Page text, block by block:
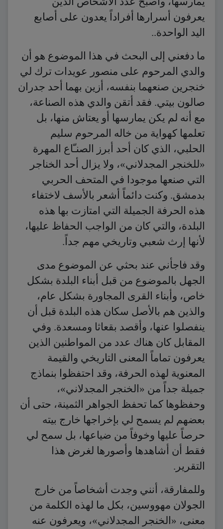
يعرفون أسرارها أفراداً يعدون على أصابع
اليد الواحدة..
ما دفعني إلى البحث في هذا الموضوع هو أن
والدي المرحوم على منصور عويدات ترك لي
خنجرين صنعهما بنفسه، أزين بهما أحد جدران
صالون بيتي. فقد أتقن والدي هذه الصناعة،
مع أنه لم يكن يمارسها أو يعتاش منها، بل
تعلمها كهواية من خاله المرحوم سليم
الحلبي، الذي كان أحد أبرز الصنـّاع المهرة
«للخنجر المجدلاني»، ولا يزال أحد الخناجر
التي صنعها موجودا في المتحف الحربي
بدمشق. وكنت دائماً أشعر بالأسف لاختفاء
هذه الحرفة الجميلة التي امتازت بها هذه
البلدة، والتي كان من الواجب الحفاظ عليها،
لأنها إرث شعبي وتاريخي مهم جداً.
وقد فاجأني عند بحثي عن الموضوع مدى
الجهل بالموضوع من قبل أبناء البلدة بشكل
خاص، وأبناء القرى المجاورة بشكل عام،
والذين هم بالأصل سكان هذه البلدة قبل أن
ينفصلوا عنها، وأقصد بقعاثا ومسعدة. وفي
المقابل كان هناك عدد من المواطنين الذين
يعرفون تماماً المعنى التاريخي والقيمة
المعنوية لهذه الحرفة، وقد احتفظوا بنماذج
جميلة جداً من «الخنجر المجدلاني»،
وحفظوها كما تحفظ الجواهر الثمينة، حتى أن
بعضهم لم يسمح لي بإخراجها خارج بيته
حرصاً عليها وخوفاً من ضياعها، بل سمح لي
فقط أن أشاهدها وأصورها لغرض هذا
التقرير.
وللمفارقة، أنني وجدت أشخاصاً من خارج
الجولان مهووسين، بكل ما لهذه الكلمة من
معنى، «الخنجر المجدلاني»، ويعرفون عنه